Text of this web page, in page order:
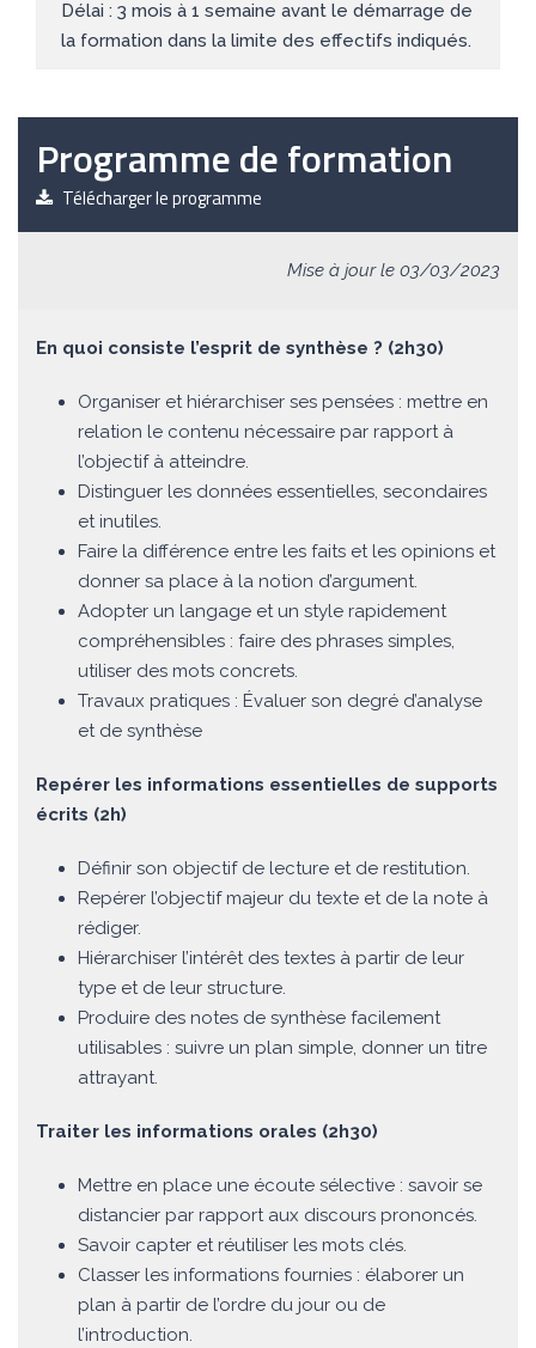
Délai : 3 mois à 1 semaine avant le démarrage de
la formation dans la limite des effectifs indiqués.
Programme de formation
Télécharger le programme
Mise à jour le 03/03/2023
En quoi consiste l’esprit de synthèse ? (2h30)
Organiser et hiérarchiser ses pensées : mettre en
relation le contenu nécessaire par rapport à
l’objectif à atteindre.
Distinguer les données essentielles, secondaires
et inutiles.
Faire la différence entre les faits et les opinions et
donner sa place à la notion d’argument.
Adopter un langage et un style rapidement
compréhensibles : faire des phrases simples,
utiliser des mots concrets.
Travaux pratiques : Évaluer son degré d’analyse
et de synthèse
Repérer les informations essentielles de supports
écrits (2h)
Définir son objectif de lecture et de restitution.
Repérer l’objectif majeur du texte et de la note à
rédiger.
Hiérarchiser l’intérêt des textes à partir de leur
type et de leur structure.
Produire des notes de synthèse facilement
utilisables : suivre un plan simple, donner un titre
attrayant.
Traiter les informations orales (2h30)
Mettre en place une écoute sélective : savoir se
distancier par rapport aux discours prononcés.
Savoir capter et réutiliser les mots clés.
Classer les informations fournies : élaborer un
plan à partir de l’ordre du jour ou de
l’introduction.